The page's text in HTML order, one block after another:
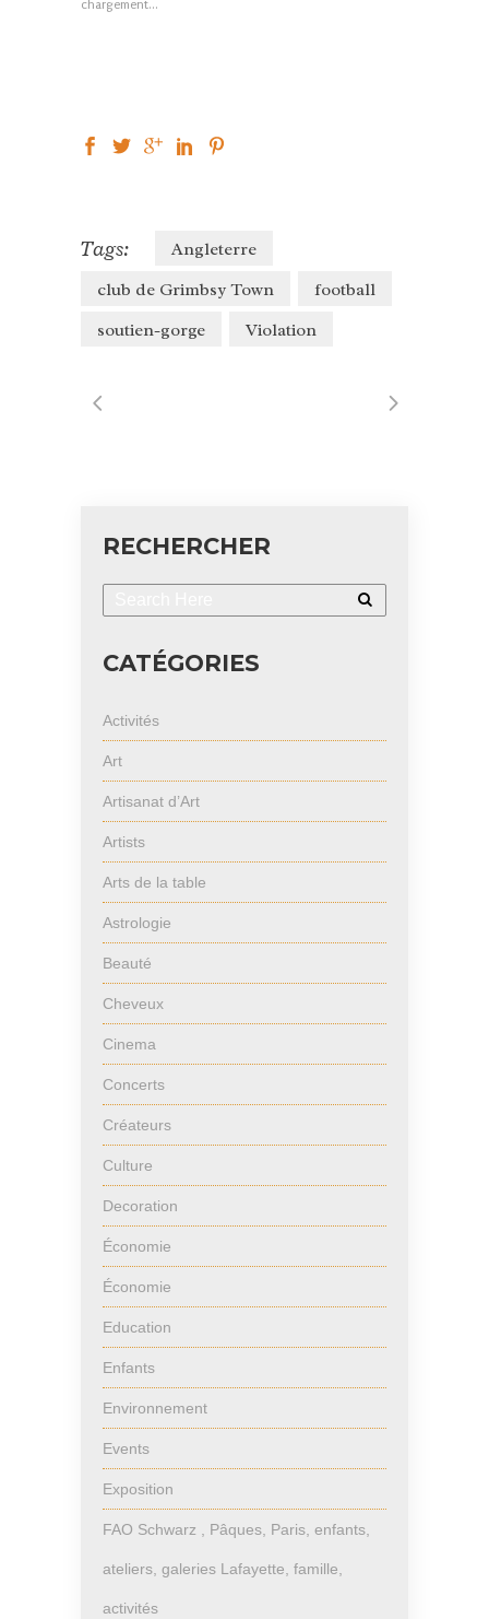
fenêtre)
chargement…
Tags:
Angleterre
club de Grimbsy Town
football
soutien-gorge
Violation
RECHERCHER
CATÉGORIES
Activités
Art
Artisanat d’Art
Artists
Arts de la table
Astrologie
Beauté
Cheveux
Cinema
Concerts
Créateurs
Culture
Decoration
Économie
Économie
Education
Enfants
Environnement
Events
Exposition
FAO Schwarz , Pâques, Paris, enfants,
ateliers, galeries Lafayette, famille,
activités